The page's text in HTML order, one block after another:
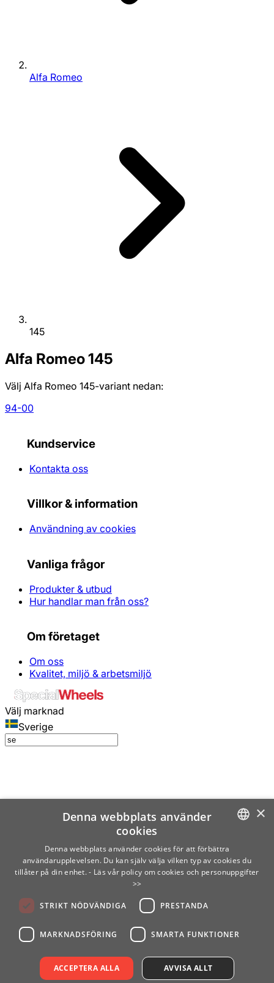
Alfa Romeo
145
Alfa Romeo145
Välj Alfa Romeo 145-variant nedan:
94-00
Kundservice
Kontakta oss
Villkor & information
Användning av cookies
Vanliga frågor
Produkter & utbud
Hur handlar man från oss?
Om företaget
Om oss
Kvalitet, miljö & arbetsmiljö
Välj marknad
Sverige
SWEDISH
×
Denna webbplats använder
cookies
Denna webbplats använder cookies för att förbättra
användarupplevelsen. Du kan själv välja vilken typ av cookies du
tillåter på din enhet. - Läs vår policy om cookies och personuppgifter
>>
STRIKT NÖDVÄNDIGA PRESTANDA
MARKNADSFÖRING SMARTA FUNKTIONER
ACCEPTERA ALLA AVVISA ALLT